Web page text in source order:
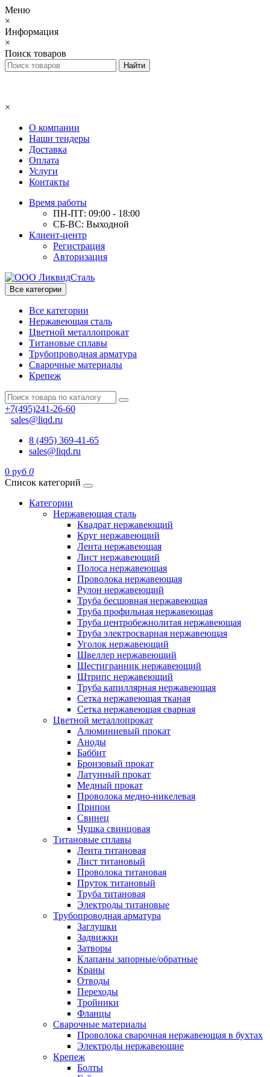
Меню
×
Информация
×
Поиск товаров
×
О компании
Наши тендеры
Доставка
Оплата
Услуги
Контакты
Время работы
ПН-ПТ: 09:00 - 18:00
СБ-ВС: Выходной
Клиент-центр
Регистрация
Авторизация
Все категории
Все категории
Нержавеющая сталь
Цветной металлопрокат
Титановые сплавы
Трубопроводная арматура
Сварочные материалы
Крепеж
+7(495)241-26-60
sales@liqd.ru
8 (495) 369-41-65
sales@liqd.ru
0 руб 0
Список категорий
Категории
Нержавеющая сталь
Квадрат нержавеющий
Круг нержавеющий
Лента нержавеющая
Лист нержавеющий
Полоса нержавеющая
Проволока нержавеющая
Рулон нержавеющий
Труба бесшовная нержавеющая
Труба профильная нержавеющая
Труба центробежнолитая нержавеющая
Труба электросварная нержавеющая
Уголок нержавеющий
Швеллер нержавеющий
Шестигранник нержавеющий
Штрипс нержавеющий
Труба капиллярная нержавеющая
Сетка нержавеющая тканая
Сетка нержавеющая сварная
Цветной металлопрокат
Алюминиевый прокат
Аноды
Баббит
Бронзовый прокат
Латунный прокат
Медный прокат
Проволока медно-никелевая
Припои
Свинец
Чушка свинцовая
Титановые сплавы
Лента титановая
Лист титановый
Проволока титановая
Пруток титановый
Труба титановая
Электроды титановые
Трубопроводная арматура
Заглушки
Задвижки
Затворы
Клапаны запорные/обратные
Краны
Отводы
Переходы
Тройники
Фланцы
Сварочные материалы
Проволока сварочная нержавеющая в бухтах
Электроды нержавеющие
Крепеж
Болты